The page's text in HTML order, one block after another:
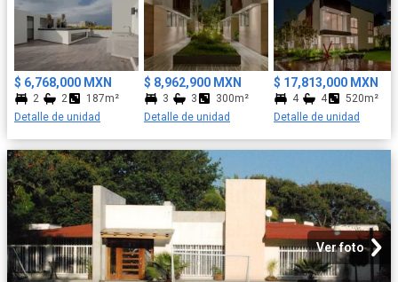
jacuzzi. - Jardín central y zona de paseo. Seguridad: - Control de
acceso. - Vigilancia 24/7. - Circuito cerrado de televisión.
Financiamiento flexible para que puedas adquirir tu hogar sin
preocupaciones. Entrega Inmediata. ¡No pierdas esta
oportunidad de vivir en el lugar de tus sueños!
$ 6,768,000 MXN
2 2
187m²
Detalle de unidad
$ 8,962,900 MXN
3 3
300m²
Detalle de unidad
$ 17,813,000 MXN
4 4
520m²
Detalle de unidad
Ver foto